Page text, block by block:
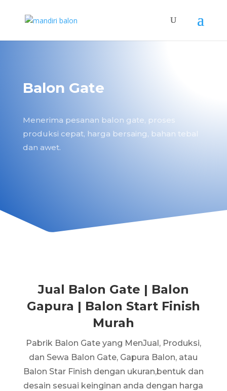
Balon Gate
Menerima pesanan balon gate, proses
produksi cepat, harga bersaing, bahan tebal
dan awet.
Jual Balon Gate | Balon
Gapura | Balon Start Finish
Murah
Pabrik Balon Gate yang MenJual, Produksi,
dan Sewa Balon Gate, Gapura Balon, atau
Balon Star Finish dengan ukuran,bentuk dan
desain sesuai keinginan anda dengan harga